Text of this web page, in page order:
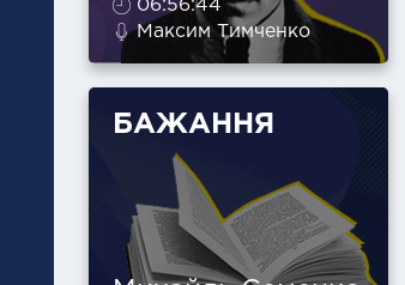
06:56:44
Максим Тимченко
БАЖАННЯ